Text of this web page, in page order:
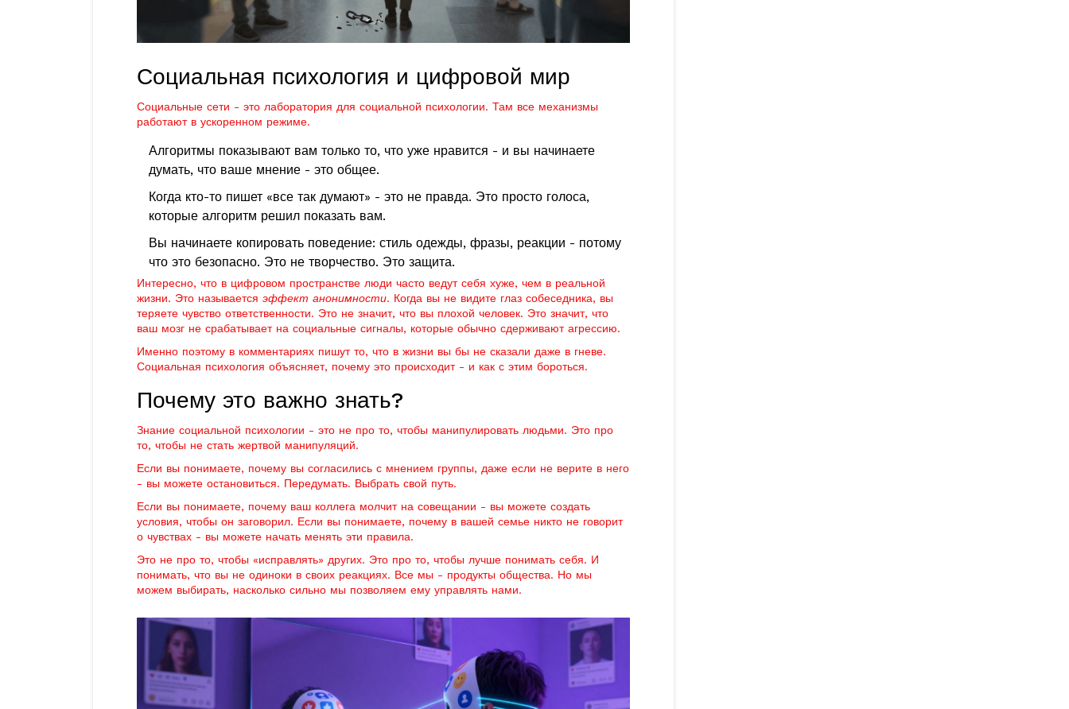
Социальная психология и цифровой мир
Социальные сети - это лаборатория для социальной психологии. Там все механизмы
работают в ускоренном режиме.
Алгоритмы показывают вам только то, что уже нравится - и вы начинаете
думать, что ваше мнение - это общее.
Когда кто-то пишет «все так думают» - это не правда. Это просто голоса,
которые алгоритм решил показать вам.
Вы начинаете копировать поведение: стиль одежды, фразы, реакции - потому
что это безопасно. Это не творчество. Это защита.
Интересно, что в цифровом пространстве люди часто ведут себя хуже, чем в реальной
жизни. Это называется эффект анонимности. Когда вы не видите глаз собеседника, вы
теряете чувство ответственности. Это не значит, что вы плохой человек. Это значит, что
ваш мозг не срабатывает на социальные сигналы, которые обычно сдерживают агрессию.
Именно поэтому в комментариях пишут то, что в жизни вы бы не сказали даже в гневе.
Социальная психология объясняет, почему это происходит - и как с этим бороться.
Почему это важно знать?
Знание социальной психологии - это не про то, чтобы манипулировать людьми. Это про
то, чтобы не стать жертвой манипуляций.
Если вы понимаете, почему вы согласились с мнением группы, даже если не верите в него
- вы можете остановиться. Передумать. Выбрать свой путь.
Если вы понимаете, почему ваш коллега молчит на совещании - вы можете создать
условия, чтобы он заговорил. Если вы понимаете, почему в вашей семье никто не говорит
о чувствах - вы можете начать менять эти правила.
Это не про то, чтобы «исправлять» других. Это про то, чтобы лучше понимать себя. И
понимать, что вы не одиноки в своих реакциях. Все мы - продукты общества. Но мы
можем выбирать, насколько сильно мы позволяем ему управлять нами.